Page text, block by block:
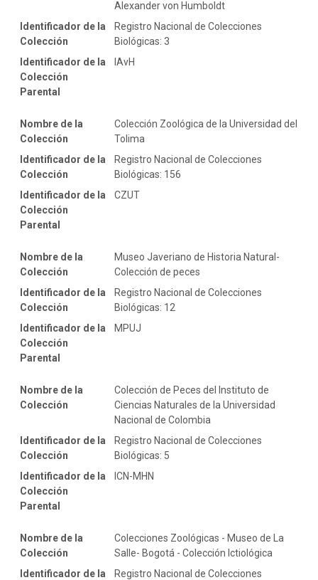
Alexander von Humboldt
Identificador de la
Colección
Registro Nacional de Colecciones
Biológicas: 3
Identificador de la
Colección
Parental
IAvH
Nombre de la
Colección
Colección Zoológica de la Universidad del
Tolima
Identificador de la
Colección
Registro Nacional de Colecciones
Biológicas: 156
Identificador de la
Colección
Parental
CZUT
Nombre de la
Colección
Museo Javeriano de Historia Natural-
Colección de peces
Identificador de la
Colección
Registro Nacional de Colecciones
Biológicas: 12
Identificador de la
Colección
Parental
MPUJ
Nombre de la
Colección
Colección de Peces del Instituto de
Ciencias Naturales de la Universidad
Nacional de Colombia
Identificador de la
Colección
Registro Nacional de Colecciones
Biológicas: 5
Identificador de la
Colección
Parental
ICN-MHN
Nombre de la
Colección
Colecciones Zoológicas - Museo de La
Salle- Bogotá - Colección Ictiológica
Identificador de la
Registro Nacional de Colecciones